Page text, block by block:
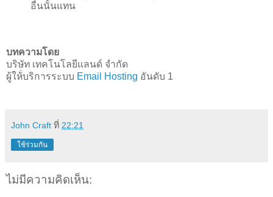
อื่นนั้นแทน
บทความโดย
บริษัท เทคโนโลยีแลนด์ จำกัด
ผู้ให้่บริการระบบ Email Hosting อันดับ 1
John Craft ที่ 22:21
ใช้ร่วมกัน
ไม่มีความคิดเห็น: